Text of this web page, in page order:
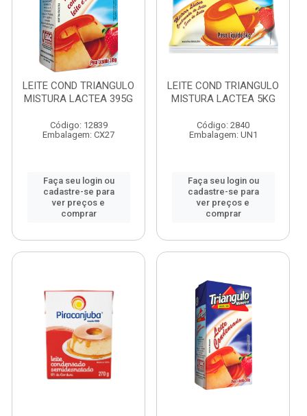
LEITE COND TRIANGULO
MISTURA LACTEA 395G
Código: 12839
Embalagem: CX27
Faça seu login ou
cadastre-se para
ver preços e
comprar
LEITE COND TRIANGULO
MISTURA LACTEA 5KG
Código: 2840
Embalagem: UN1
Faça seu login ou
cadastre-se para
ver preços e
comprar